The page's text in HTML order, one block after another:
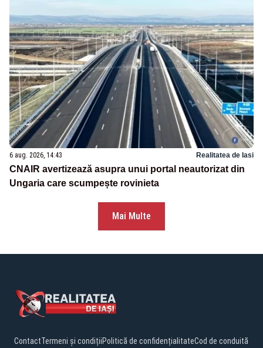
6 aug. 2026, 14:43 Realitatea de Iasi
CNAIR avertizează asupra unui portal neautorizat din
Ungaria care scumpește rovinieta
Mai Multe
ContactTermeni și condițiiPolitică de confidențialitateCod de conduită